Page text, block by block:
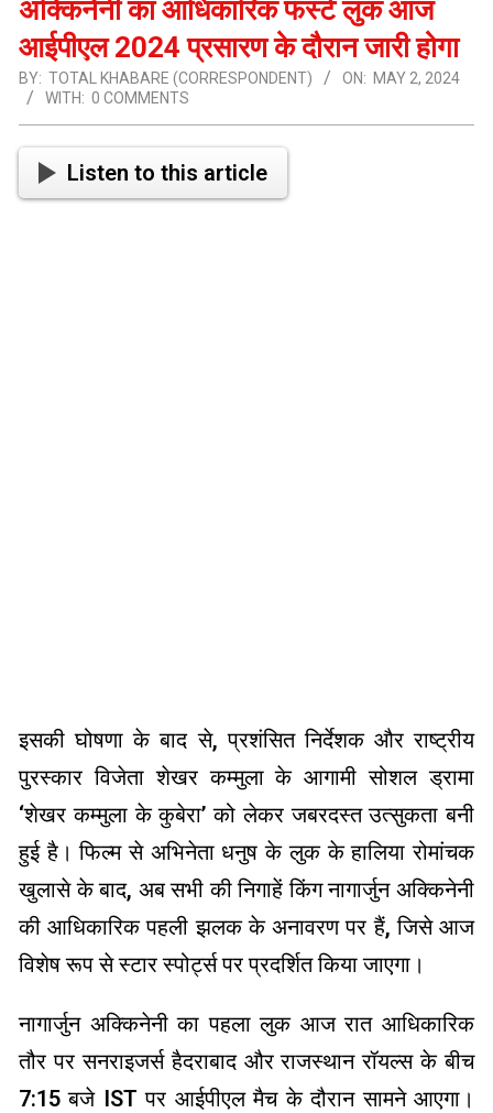
अक्किनेनी का आधिकारिक फर्स्ट लुक आज
आईपीएल 2024 प्रसारण के दौरान जारी होगा
BY: TOTAL KHABARE (CORRESPONDENT) ON: MAY 2, 2024
WITH: 0 COMMENTS
Listen to this article
इसकी घोषणा के बाद से, प्रशंसित निर्देशक और राष्ट्रीय
पुरस्कार विजेता शेखर कम्मुला के आगामी सोशल ड्रामा
‘शेखर कम्मुला के कुबेरा’ को लेकर जबरदस्त उत्सुकता बनी
हुई है। फिल्म से अभिनेता धनुष के लुक के हालिया रोमांचक
खुलासे के बाद, अब सभी की निगाहें किंग नागार्जुन अक्किनेनी
की आधिकारिक पहली झलक के अनावरण पर हैं, जिसे आज
विशेष रूप से स्टार स्पोर्ट्स पर प्रदर्शित किया जाएगा।
नागार्जुन अक्किनेनी का पहला लुक आज रात आधिकारिक
तौर पर सनराइजर्स हैदराबाद और राजस्थान रॉयल्स के बीच
7:15 बजे IST पर आईपीएल मैच के दौरान सामने आएगा।